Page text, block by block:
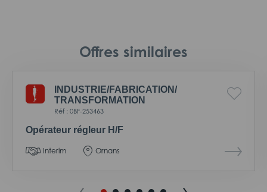
Offres similaires
INDUSTRIE/FABRICATION/
TRANSFORMATION
Réf : 0BF-253463
Opérateur régleur H/F
Interim Ornans